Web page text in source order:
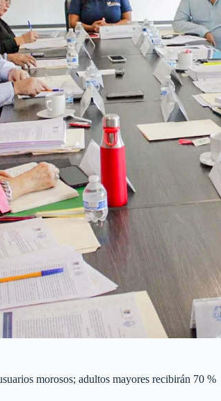
morosos; adultos mayores recibirán 70 %